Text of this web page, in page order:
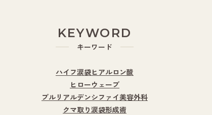
KEYWORD
キーワード
ハイフ涙袋ヒアルロン酸
ヒローウェーブ
プルリアルデンシファイ美容外科
クマ取り涙袋形成術